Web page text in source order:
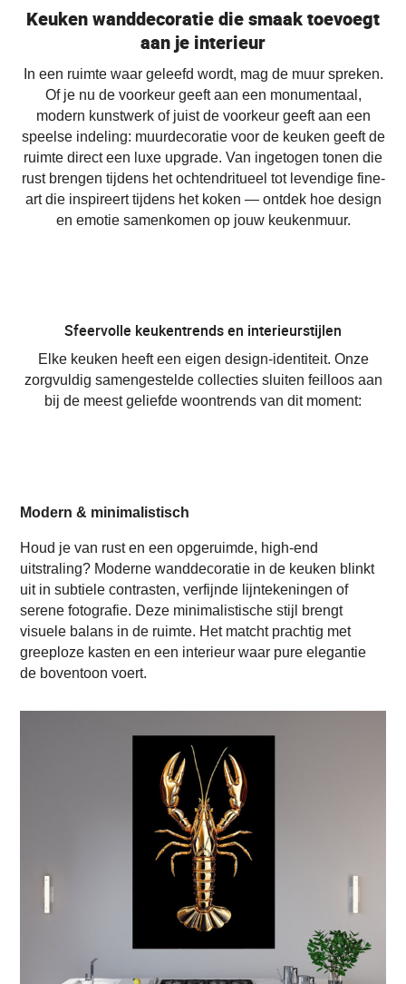
Keuken wanddecoratie die smaak toevoegt
aan je interieur
In een ruimte waar geleefd wordt, mag de muur spreken.
Of je nu de voorkeur geeft aan een monumentaal,
modern kunstwerk of juist de voorkeur geeft aan een
speelse indeling: muurdecoratie voor de keuken geeft de
ruimte direct een luxe upgrade. Van ingetogen tonen die
rust brengen tijdens het ochtendritueel tot levendige fine-
art die inspireert tijdens het koken — ontdek hoe design
en emotie samenkomen op jouw keukenmuur.
Sfeervolle keukentrends en interieurstijlen
Elke keuken heeft een eigen design-identiteit. Onze
zorgvuldig samengestelde collecties sluiten feilloos aan
bij de meest geliefde woontrends van dit moment:
Modern & minimalistisch
Houd je van rust en een opgeruimde, high-end
uitstraling? Moderne wanddecoratie in de keuken blinkt
uit in subtiele contrasten, verfijnde lijntekeningen of
serene fotografie. Deze minimalistische stijl brengt
visuele balans in de ruimte. Het matcht prachtig met
greeploze kasten en een interieur waar pure elegantie
de boventoon voert.